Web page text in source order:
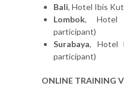
Bali, Hotel Ibis
Lombok, Hotel
participant)
Surabaya, Hotel
participant)
ONLINE TRAINING